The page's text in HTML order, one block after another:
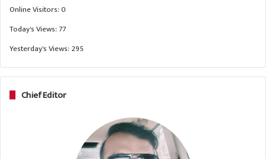
Online Visitors:0
Today's Views: 77
Yesterday's Views: 295
Chief Editor